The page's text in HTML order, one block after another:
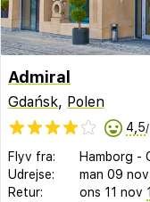
Admiral
Gdańsk, Polen
4,5
Flyv fra: Hamborg -
Udrejse:
man 09 nov
Retur:
ons 11 nov